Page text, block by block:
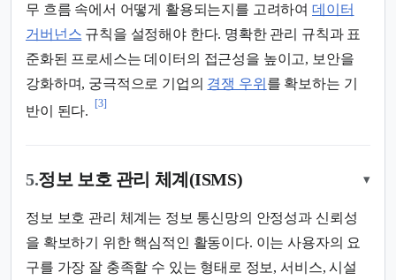
무 흐름 속에서 어떻게 활용되는지를 고려하여 데이터
거버넌스 규칙을 설정해야 한다. 명확한 관리 규칙과 표
준화된 프로세스는 데이터의 접근성을 높이고, 보안을
강화하며, 궁극적으로 기업의 경쟁 우위 를 확보하는 기
반이 된다.
[3]
5.정보 보호 관리 체계(ISMS) ▾
정보 보호 관리 체계는 정보 통신망의 안정성과 신뢰성
을 확보하기 위한 핵심적인 활동이다. 이는 사용자의 요
구를 가장 잘 충족할 수 있는 형태로 정보, 서비스, 시설